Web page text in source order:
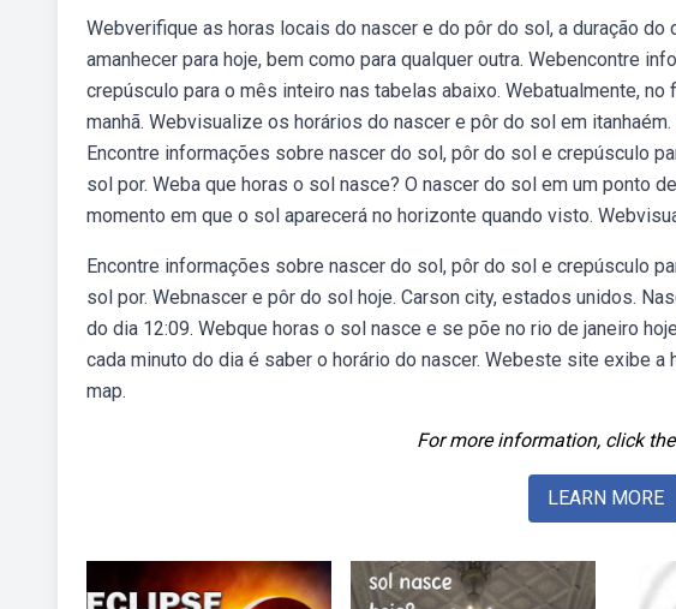
Webverifique as horas locais do nascer e do pôr do sol, a duração
amanhecer para hoje, bem como para qualquer outra. Webencontre
crepúsculo para o mês inteiro nas tabelas abaixo. Webatualmente,
manhã. Webvisualize os horários do nascer e pôr do sol em
Encontre informações sobre nascer do sol, pôr do sol e crepúsculo
sol por. Weba que horas o sol nasce? O nascer do sol em um ponto
momento em que o sol aparecerá no horizonte quando visto.
Encontre informações sobre nascer do sol, pôr do sol e crepúsculo
sol por. Webnascer e pôr do sol hoje. Carson city, estados unidos.
do dia 12:09. Webque horas o sol nasce e se põe no rio de janeiro
cada minuto do dia é saber o horário do nascer. Webeste site exibe
map.
For more information, click
LEARN MORE